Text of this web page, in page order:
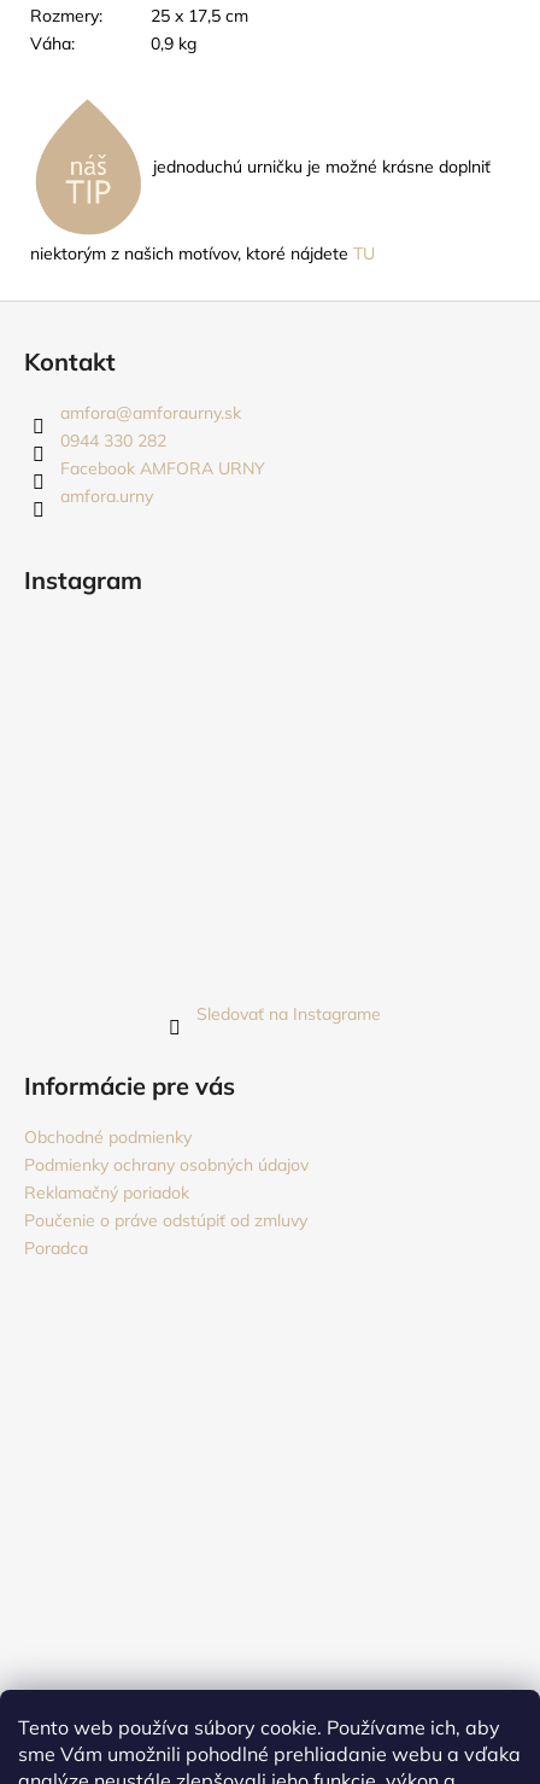
Tento web používa súbory cookie. Používame ich, aby
sme Vám umožnili pohodlné prehliadanie webu a vďaka
Rozmery:
25 x 17,5 cm
Váha:
0,9 kg
jednoduchú urničku je možné krásne doplniť
niektorým z našich motívov, ktoré nájdete TU
Kontakt
amfora@amforaurny.sk
0944 330 282
Facebook AMFORA URNY
amfora.urny
Instagram
Sledovať na Instagrame
Informácie pre vás
Obchodné podmienky
Podmienky ochrany osobných údajov
Reklamačný poriadok
Poučenie o práve odstúpiť od zmluvy
Poradca